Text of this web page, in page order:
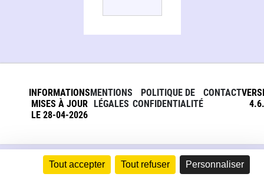
Tout accepter Tout refuser Personnaliser
INFORMATIONS
MISES À JOUR
LE 28-04-2026
MENTIONS
LÉGALES
POLITIQUE DE
CONFIDENTIALITÉ
CONTACT